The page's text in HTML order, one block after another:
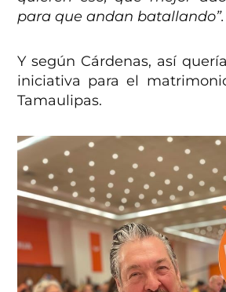
para que andan batallando”.
Y según Cárdenas, así
iniciativa para el
Tamaulipas.